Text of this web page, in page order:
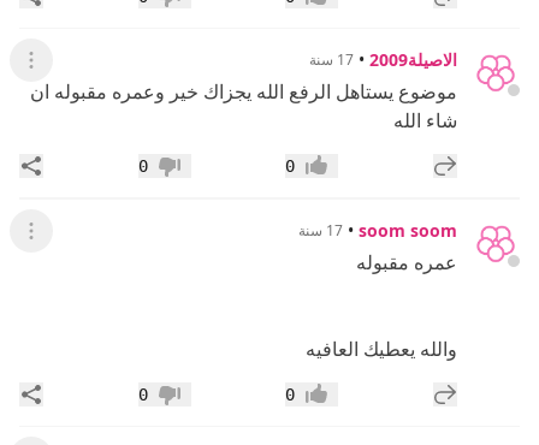
إعجاب عدم إعجاب
الاصيلة2009 • 17 سنة عرض
موضوع يستاهل الرفع الله يجزاك خير وعمره مقبوله ان
شاء الله
إضافة رد جديد إعجاب0 عدم إعجاب
0
soom soom
• 17 سنة عرض
عمره مقبوله
والله يعطيك العافيه
إضافة رد جديد إعجاب0 عدم إعجاب
0